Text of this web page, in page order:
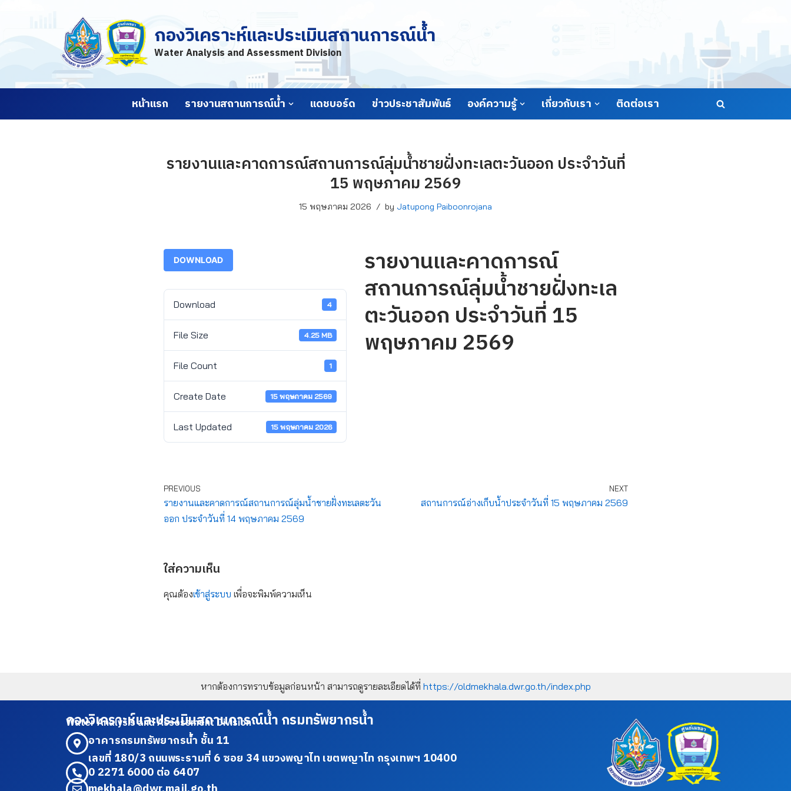
กองวิเคราะห์และประเมินสถานการณ์น้ำ
Water Analysis and Assessment Division
หน้าแรก รายงานสถานการณ์น้ำ แดชบอร์ด ข่าวประชาสัมพันธ์ องค์ความรู้ เกี่ยวกับเรา ติดต่อเรา
รายงานและคาดการณ์สถานการณ์ลุ่มน้ำชายฝั่งทะเลตะวันออก ประจำวันที่
15 พฤษภาคม 2569
15 พฤษภาคม 2026 by Jatupong Paiboonrojana
DOWNLOAD
Download 4
File Size 4.25 MB
File Count 1
Create Date 15 พฤษภาคม 2569
Last Updated 15 พฤษภาคม 2026
รายงานและคาดการณ์
สถานการณ์ลุ่มน้ำชายฝั่งทะเล
ตะวันออก ประจำวันที่ 15
พฤษภาคม 2569
PREVIOUS
รายงานและคาดการณ์สถานการณ์ลุ่มน้ำชายฝั่งทะเลตะวัน
ออก ประจำวันที่ 14 พฤษภาคม 2569
NEXT
สถานการณ์อ่างเก็บน้ำประจำวันที่ 15 พฤษภาคม 2569
ใส่ความเห็น
คุณต้องเข้าสู่ระบบ เพื่อจะพิมพ์ความเห็น
หากต้องการทราบข้อมูลก่อนหน้า สามารถดูรายละเอียดได้ที่ https://oldmekhala.dwr.go.th/index.php
กองวิเคราะห์และประเมินสถานการณ์น้ำ กรมทรัพยากรน้ำ
Water Analysis and Assessment Division
อาคารกรมทรัพยากรน้ำ ชั้น 11
เลขที่ 180/3 ถนนพระรามที่ 6 ซอย 34 แขวงพญาไท เขตพญาไท กรุงเทพฯ 10400
0 2271 6000 ต่อ 6407